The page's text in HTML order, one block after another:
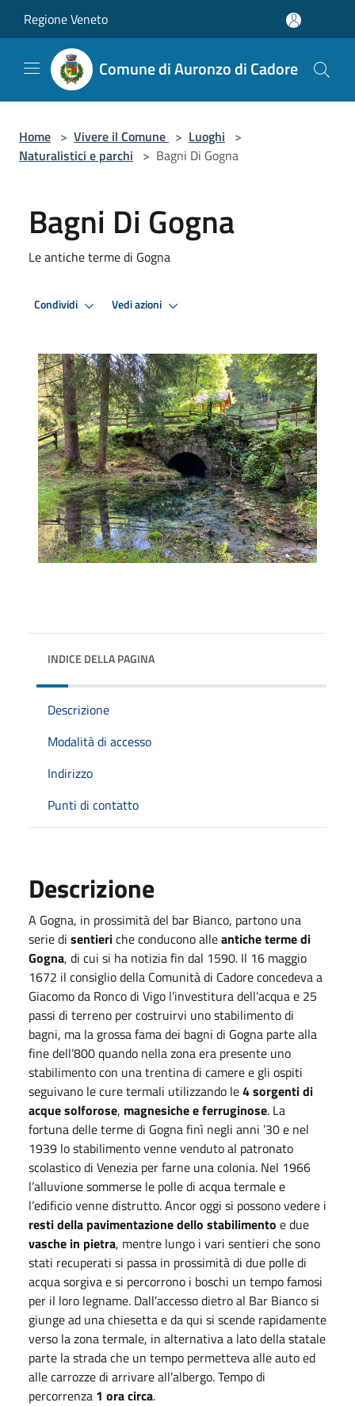
Regione Veneto
Comune di Auronzo di Cadore
Home > Vivere il Comune > Luoghi >
Naturalistici e parchi > Bagni Di Gogna
Bagni Di Gogna
Le antiche terme di Gogna
Condividi Vedi azioni
INDICE DELLA PAGINA
Descrizione
Modalità di accesso
Indirizzo
Punti di contatto
Descrizione
A Gogna, in prossimità del bar Bianco, partono una
serie di sentieriche conducono alleantiche terme di
Gogna, di cui si ha notizia fin dal 1590. Il 16 maggio
1672 il consiglio della Comunità di Cadore concedeva a
Giacomo da Ronco di Vigo l’investitura dell’acqua e 25
passi di terreno per costruirvi uno stabilimento di
bagni, ma la grossa fama dei bagni di Gogna parte alla
fine dell’800 quando nella zona era presente uno
stabilimento con una trentina di camere e gli ospiti
seguivano le cure termali utilizzando le4 sorgenti di
acque solforose, magnesiche e ferruginose. La
fortuna delle terme di Gogna finì negli anni ’30 e nel
1939 lo stabilimento venne venduto al patronato
scolastico di Venezia per farne una colonia. Nel 1966
l’alluvione sommerse le polle di acqua termale e
l’edificio venne distrutto. Ancor oggi si possono vedere i
resti della pavimentazione dello stabilimento e due
vasche in pietra, mentre lungo i vari sentieri che sono
stati recuperati si passa in prossimità di due polle di
acqua sorgiva e si percorrono i boschi un tempo famosi
per il loro legname. Dall’accesso dietro al Bar Bianco si
giunge ad una chiesetta e da qui si scende rapidamente
verso la zona termale, in alternativa a lato della statale
parte la strada che un tempo permetteva alle auto ed
alle carrozze di arrivare all’albergo. Tempo di
percorrenza 1 ora circa.